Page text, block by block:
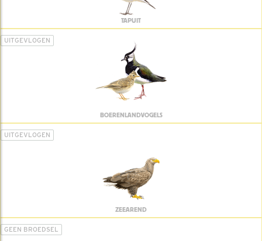
TAPUIT
UITGEVLOGEN
BOERENLANDVOGELS
UITGEVLOGEN
ZEEAREND
GEEN BROEDSEL